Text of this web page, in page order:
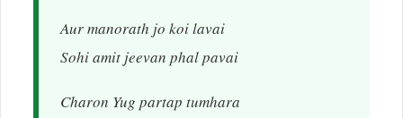
Aur manorath jo koi lavai
Sohi amit jeevan phal pavai
Charon Yug partap tumhara